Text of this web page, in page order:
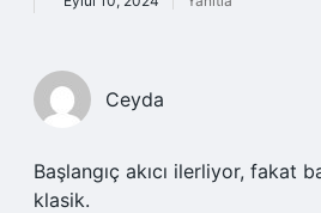
Ceyda
Başlangıç akıcı ilerliyor, fakat
klasik.